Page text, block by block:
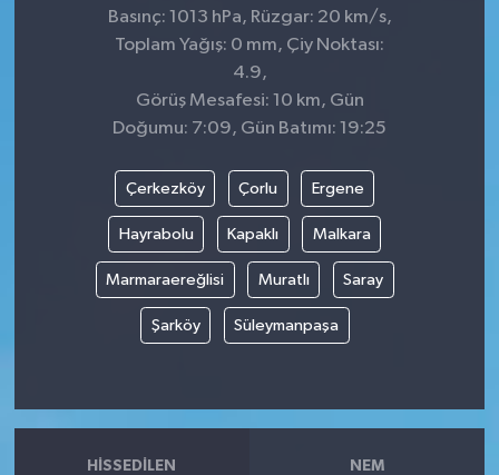
Basınç: 1013 hPa, Rüzgar: 20 km/s,
Toplam Yağış: 0 mm, Çiy Noktası:
4.9,
Görüş Mesafesi: 10 km, Gün
Doğumu: 7:09, Gün Batımı: 19:25
Çerkezköy Çorlu Ergene
Hayrabolu Kapaklı Malkara
Marmaraereğlisi Muratlı Saray
Şarköy Süleymanpaşa
HISSEDILEN NEM